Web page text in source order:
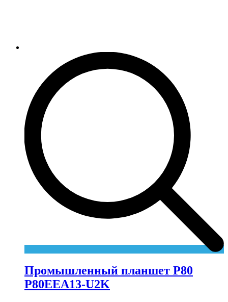
Промышленный планшет P80
P80EEA13-U2K